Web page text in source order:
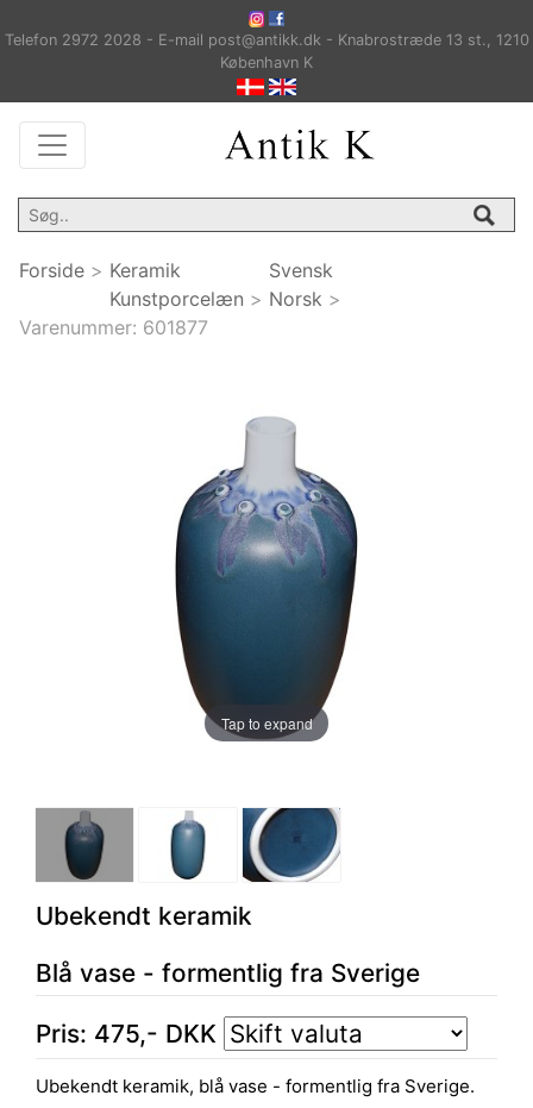
Telefon 2972 2028 - E-mail post@antikk.dk - Knabrostræde 13 st., 1210
København K
Forside > Keramik
Kunstporcelæn >
Svensk
Norsk >
Varenummer: 601877
Tap to expand
Ubekendt keramik
Blå vase - formentlig fra Sverige
Pris: 475,- DKK
Ubekendt keramik, blå vase - formentlig fra Sverige.